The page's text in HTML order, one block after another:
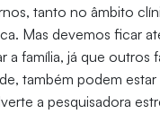
tanto no âmbito
Mas devemos ficar
a família, já que outros
também podem estar
a pesquisadora